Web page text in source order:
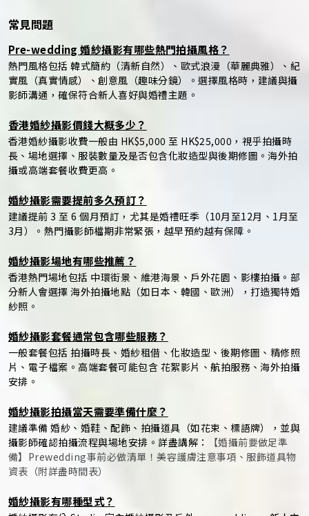
常見問題
Pre-wedding 婚紗攝影有哪些熱門拍攝風格？
熱門風格包括 韓式簡約（清新自然）、歐式浪漫（華麗典雅）、紀
實風（真實情感）、創意風（趣味分鏡）。選擇風格時，建議與攝
影師溝通，確保符合新人喜好與婚禮主題。
香港婚紗攝影價錢大概多少？
香港婚紗攝影收費一般由 HK$5,000 至 HK$25,000，視乎拍攝時
長、場地選擇、服裝數量及是否包含化妝造型與後期修圖。海外拍
攝或高端套餐收費更高。
婚紗攝影需要提前多久預訂？
建議提前 3 至 6 個月預訂，尤其是婚禮旺季（10月至12月、1月至
3月）。熱門攝影師檔期非常緊張，越早預約越有保障。
婚紗攝影場地有哪些推薦？
香港熱門場地包括 中環街景、維港海景、戶外花園、影樓拍攝。部
分新人會選擇 海外拍攝地點（如日本、韓國、歐洲），打造獨特婚
紗照。
婚紗攝影套餐通常包含哪些服務？
一般套餐包括 拍攝時長、婚紗租借、化妝造型、後期修圖、精修照
片、電子檔案。高端套餐可能包含 花絮影片、航拍服務、海外拍攝
安排。
婚紗攝影拍攝當天需要準備什麼？
建議準備 婚紗、婚鞋、配飾、拍攝道具（如花束、標語牌），並與
攝影師確認拍攝流程與場地安排。詳盡講解：
【婚攝前要做足準
備】Prewedding事前必做清單！美容護膚注意事項、服飾道具物
資表（附詳盡時間表）
婚紗攝影有哪種型式？